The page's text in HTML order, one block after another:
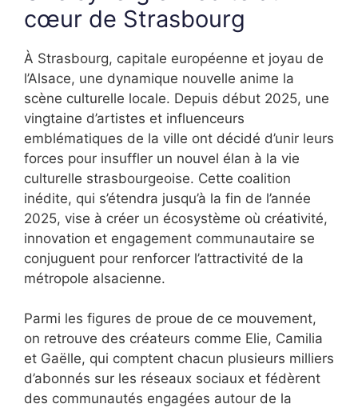
cœur de Strasbourg
À Strasbourg, capitale européenne et joyau de
l’Alsace, une dynamique nouvelle anime la
scène culturelle locale. Depuis début 2025, une
vingtaine d’artistes et influenceurs
emblématiques de la ville ont décidé d’unir leurs
forces pour insuffler un nouvel élan à la vie
culturelle strasbourgeoise. Cette coalition
inédite, qui s’étendra jusqu’à la fin de l’année
2025, vise à créer un écosystème où créativité,
innovation et engagement communautaire se
conjuguent pour renforcer l’attractivité de la
métropole alsacienne.
Parmi les figures de proue de ce mouvement,
on retrouve des créateurs comme Elie, Camilia
et Gaëlle, qui comptent chacun plusieurs milliers
d’abonnés sur les réseaux sociaux et fédèrent
des communautés engagées autour de la